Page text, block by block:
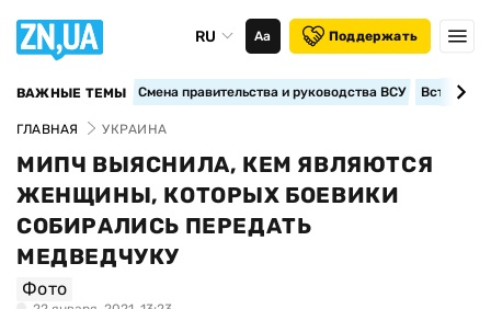
RU Аа Поддержать
ВАЖНЫЕ ТЕМЫ Смена правительства и руководства ВСУ
ГЛАВНАЯ УКРАИНА
МИПЧ ВЫЯСНИЛА, КЕМ ЯВЛЯЮТСЯ
ЖЕНЩИНЫ, КОТОРЫХ БОЕВИКИ
СОБИРАЛИСЬ ПЕРЕДАТЬ
МЕДВЕДЧУКУ
Фото